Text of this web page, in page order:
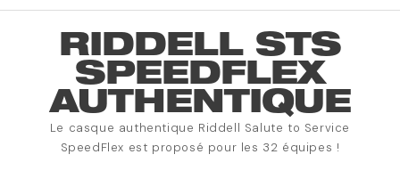
RIDDELL STS
SPEEDFLEX
AUTHENTIQUE
Le casque authentique Riddell Salute to Service
SpeedFlex est proposé pour les 32 équipes !